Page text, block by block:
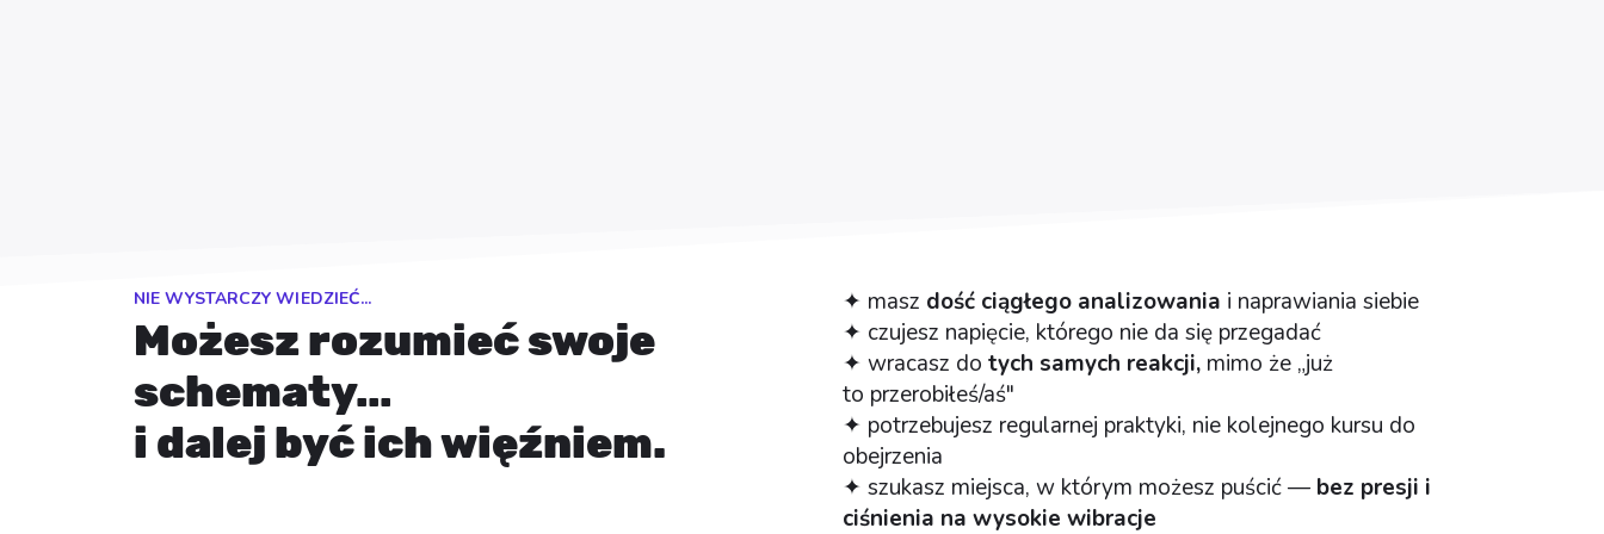
NIE WYSTARCZY WIEDZIEĆ...
Możesz rozumieć swoje
schematy…
i dalej być ich więźniem.
✦ masz dość ciągłego analizowania i naprawiania siebie
✦ czujesz napięcie, którego nie da się przegadać
✦ wracasz dotych samych reakcji, mimo że „już
to przerobiłeś/aś"
✦ potrzebujesz regularnej praktyki, nie kolejnego kursu do
obejrzenia
✦ szukasz miejsca, w którym możesz puścić — bez presji i
ciśnienia na wysokie wibracje